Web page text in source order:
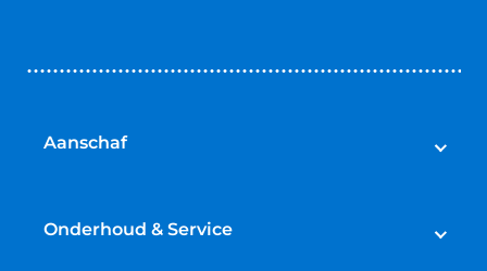
Aanschaf
Bedrijfswagens
Onderhoud & Service